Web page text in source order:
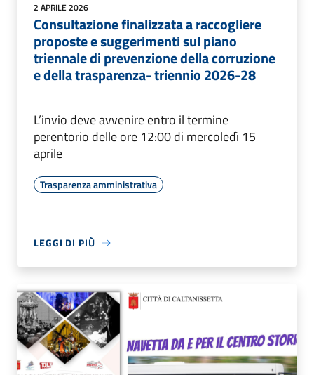
2 APRILE 2026
Consultazione finalizzata a raccogliere
proposte e suggerimenti sul piano
triennale di prevenzione della corruzione
e della trasparenza- triennio 2026-28
L’invio deve avvenire entro il termine
perentorio delle ore 12:00 di mercoledì 15
aprile
Trasparenza amministrativa
LEGGI DI PIÙ